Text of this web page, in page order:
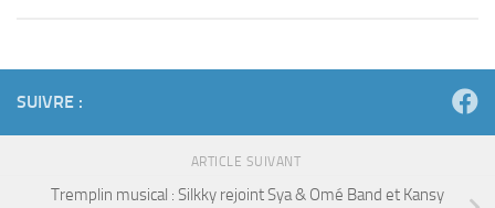
SUIVRE :
ARTICLE SUIVANT
Tremplin musical : Silkky rejoint Sya & Omé Band et Kansy